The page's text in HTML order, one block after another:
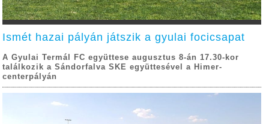
Ismét hazai pályán játszik a gyulai focicsapat
A Gyulai Termál FC együttese augusztus 8-án 17.30-kor
találkozik a Sándorfalva SKE együttesével a Himer-
centerpályán